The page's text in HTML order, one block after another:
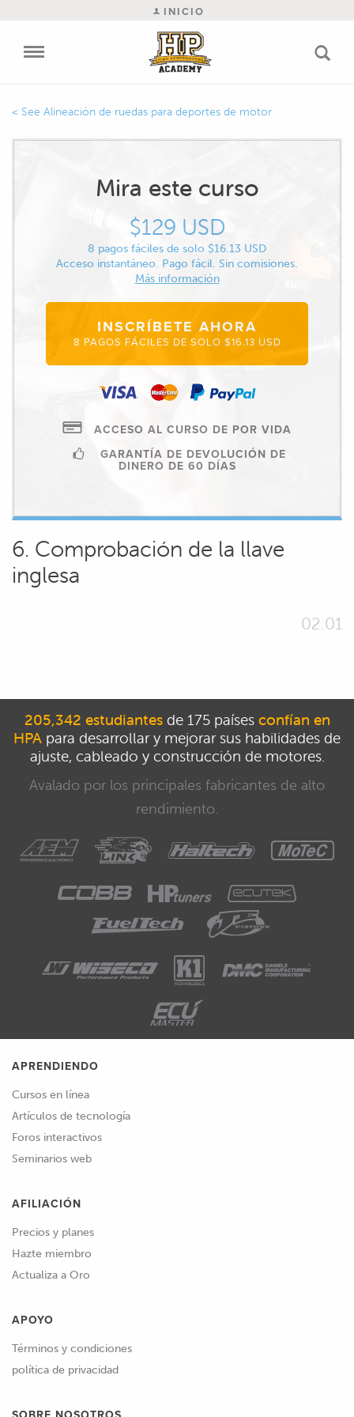
INICIO
Alineación de ruedas para deportes de motor
Mira este curso
$129 USD
8 pagos fáciles de solo $16.13 USD
Acceso instantáneo. Pago fácil. Sin comisiones.
Más información
INSCRÍBETE AHORA
8 PAGOS FÁCILES DE SOLO $16.13 USD
ACCESO AL CURSO DE POR VIDA
GARANTÍA DE DEVOLUCIÓN DE
DINERO DE 60 DÍAS
6. Comprobación de la llave
inglesa
02.01
205,342 estudiantesde 175 países confían en
HPA para desarrollar y mejorar sus habilidades de
ajuste, cableado y construcción de motores.
Avalado por los principales fabricantes de alto
rendimiento.
APRENDIENDO
Cursos en línea
Artículos de tecnología
Foros interactivos
Seminarios web
AFILIACIÓN
Precios y planes
Hazte miembro
Actualiza a Oro
APOYO
Términos y condiciones
política de privacidad